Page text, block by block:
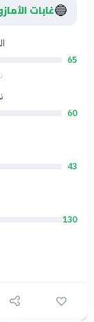
🔵غابات
65
60
43
130